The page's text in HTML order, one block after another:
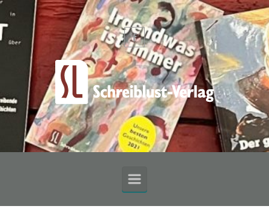
Zum Hauptinhalt springen